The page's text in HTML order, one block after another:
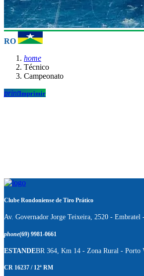
RO
home
Técnico
Campeonato
printImprimir
Clube Rondoniense de Tiro Prático
Av. Governador Jorge Teixeira, 2520 -
phone(69) 9981-0661
ESTANDEBR 364, Km 14 - Zona Rural - Porto
CR 16237 / 12ª RM